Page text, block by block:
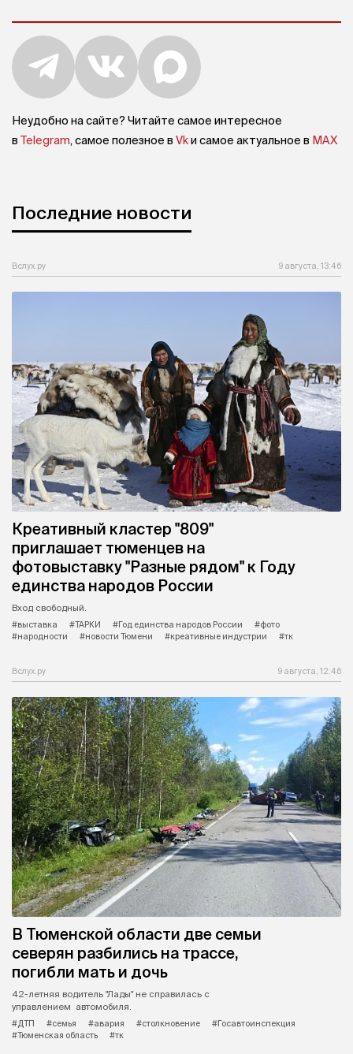
Неудобно на сайте? Читайте самое интересное
в Telegram, самое полезное в Vkи самое актуальное в MAX
Последние новости
Вслух.ру 9 августа, 13:46
Креативный кластер "809"
приглашает тюменцев на
фотовыставку "Разные рядом" к Году
единства народов России
Вход свободный.
#выставка
#ТАРКИ #Год единства народов России
#фото
#народности
#новости Тюмени #креативные индустрии #тк
Вслух.ру 9 августа, 12:46
В Тюменской области две семьи
северян разбились на трассе,
погибли мать и дочь
42-летняя водитель "Лады" не справилась с
управлением автомобиля.
#ДТП
#семья #авария #столкновение
#Госавтоинспекция
#Тюменская область
#тк